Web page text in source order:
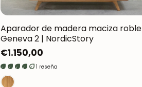
Aparador de madera maciza roble
Geneva 2 | NordicStory
Precio
regular
€1.150,00
1 reseña